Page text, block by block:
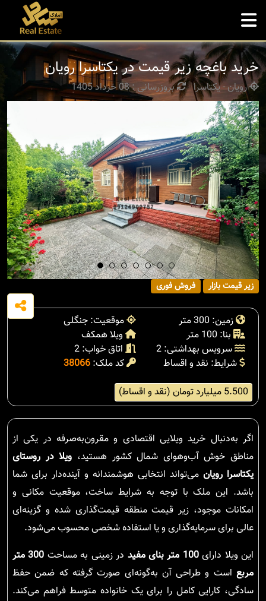
خرید باغچه زیر قیمت در یکتاسرا رویان
رویان - یکتاسرا بروزرسانی : 08 خرداد 1405
زیر قیمت بازار فروش فوری
زمین: 300 متر
موقعیت: جنگلی
بنا: 100 متر
ویلا همکف
سرویس بهداشتی: 2
اتاق خواب: 2
شرایط: نقد و اقساط
کد ملک: 38066
5.500 میلیارد تومان (نقد و اقساط)
اگر به‌دنبال خرید ویلایی اقتصادی و مقرون‌به‌صرفه در یکی از
مناطق خوش آب‌وهوای شمال کشور هستید، ویلا در روستای
یکتاسرا رویان می‌تواند انتخابی هوشمندانه و آینده‌دار برای شما
باشد. این ملک با توجه به شرایط ساخت، موقعیت مکانی و
امکانات موجود، زیر قیمت منطقه قیمت‌گذاری شده و گزینه‌ای
عالی برای سرمایه‌گذاری و یا استفاده شخصی محسوب می‌شود.
این ویلا دارای100 متر بنای مفید در زمینی به مساحت
300 متر
مربع است و طراحی آن به‌گونه‌ای صورت گرفته که ضمن حفظ
سادگی، کارایی کامل را برای یک خانواده متوسط فراهم می‌کند.